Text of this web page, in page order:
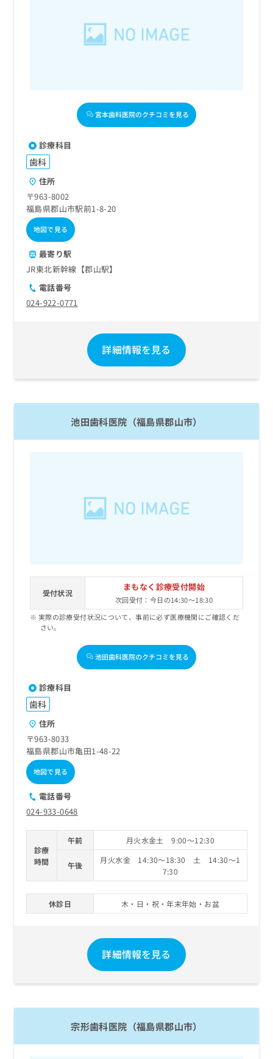
宮本歯科医院のクチコミを見る
診療科目
歯科
住所
〒963-8002
福島県郡山市駅前1-8-20
地図で見る
最寄り駅
JR東北新幹線【郡山駅】
電話番号
024-922-0771
詳細情報を見る
池田歯科医院（福島県郡山市）
受付状況
まもなく診療受付開始
次回受付：今日の14:30～18:30
実際の診療受付状況について、事前に必ず医療機関にご確認くだ
さい。
池田歯科医院のクチコミを見る
診療科目
歯科
住所
〒963-8033
福島県郡山市亀田1-48-22
地図で見る
電話番号
024-933-0648
診療
時間
午前 月火水金土 9:00～12:30
午後
月火水金 14:30～18:30 土 14:30～1
7:30
休診日 木・日・祝・年末年始・お盆
詳細情報を見る
宗形歯科医院（福島県郡山市）